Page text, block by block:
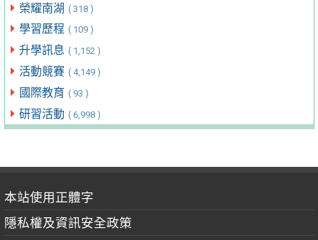
榮耀南湖 ( 318 )
學習歷程 ( 109 )
升學訊息 ( 1,152 )
活動競賽 ( 4,149 )
國際教育 ( 93 )
研習活動 ( 6,998 )
本站使用正體字
隱私權及資訊安全政策